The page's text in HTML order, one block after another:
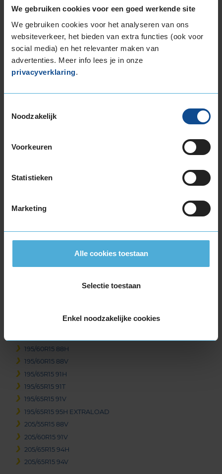
We gebruiken cookies voor een goed werkende site
We gebruiken cookies voor het analyseren van ons
websiteverkeer, het bieden van extra functies (ook voor
social media) en het relevanter maken van
advertenties. Meer info lees je in onze
privacyverklaring.
Noodzakelijk
Voorkeuren
Statistieken
Marketing
Alle cookies toestaan
Selectie toestaan
Enkel noodzakelijke cookies
165/60R14 75T
165/70R14 81T
175/80R14 88T
185/65R14 86T
15-inch banden
165/65R15 81H
175/65R15 84T
195/60R15 88H
195/60R15 88V
195/65R15 91H
195/65R15 91T
195/65R15 91V
195/65R15 95H EXTRALOAD
205/55R15 88V
205/60R15 91V
205/65R15 94H
205/65R15 94V